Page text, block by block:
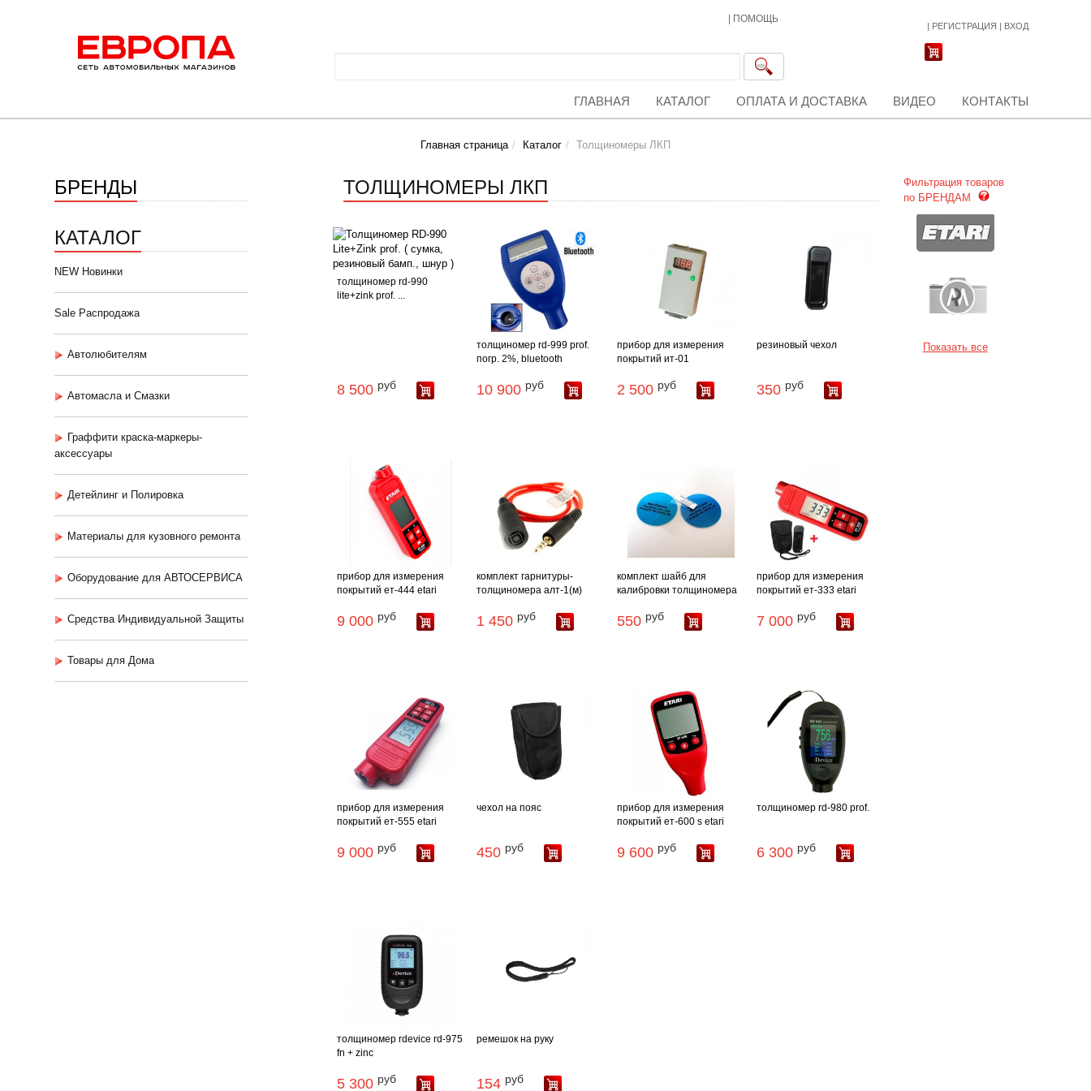
ПОМОЩЬ
| РЕГИСТРАЦИЯ | ВХОД
ГЛАВНАЯ КАТАЛОГ ОПЛАТА И ДОСТАВКА ВИДЕО КОНТАКТЫ
Главная страница Каталог Толщиномеры ЛКП
БРЕНДЫ
КАТАЛОГ
NEW Новинки
Sale Распродажа
Автолюбителям
Автомасла и Смазки
Граффити краска-маркеры-
аксессуары
Детейлинг и Полировка
Материалы для кузовного ремонта
Оборудование для АВТОСЕРВИСА
Средства Индивидуальной Защиты
Товары для Дома
ТОЛЩИНОМЕРЫ ЛКП
толщиномер rd-990
lite+zink prof. ...
8 500 руб
толщиномер rd-999 prof.
погр. 2%, bluetooth
10 900 руб
прибор для измерения
покрытий ит-01
2 500 руб
резиновый чехол
350 руб
прибор для измерения
покрытий ет-444 etari
9 000 руб
комплект гарнитуры-
толщиномера алт-1(м)
1 450 руб
комплект шайб для
калибровки толщиномера
550 руб
прибор для измерения
покрытий ет-333 etari
7 000 руб
прибор для измерения
покрытий ет-555 etari
9 000 руб
чехол на пояс
450 руб
прибор для измерения
покрытий ет-600 s etari
9 600 руб
толщиномер rd-980 prof.
6 300 руб
толщиномер rdevice rd-975
fn + zinc
5 300 руб
ремешок на руку
154 руб
Фильтрация товаров
по БРЕНДАМ
Показать все